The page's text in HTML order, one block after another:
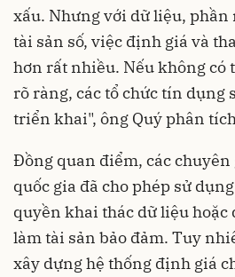
xấu. Nhưng với dữ liệu, phần
tài sản số, việc định giá và
hơn rất nhiều. Nếu không có
rõ ràng, các tổ chức tín dụng
triển khai", ông Quý phân
Đồng quan điểm, các
quốc gia đã cho phép sử
quyền khai thác dữ liệu
làm tài sản bảo đảm. Tuy
xây dựng hệ thống định giá